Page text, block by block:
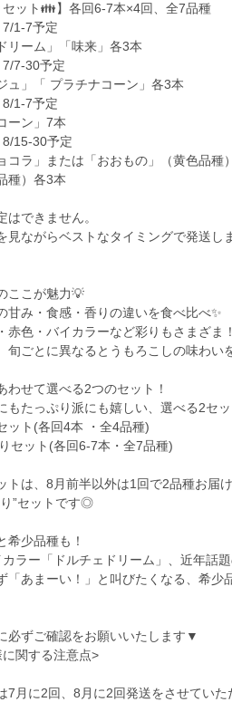
ット👪】各回6-7本×4回、全7品種
7/1-7予定
リーム」「味来」各3本
7/7-30予定
ュ」「 プラチナコーン」各3本
8/1-7予定
ーン」7本
8/15-30予定
コラ」または「おおもの」（黄色品
種）各3本
できません。
見ながらベストなタイミングで発送し
ここが魅力💡
甘み・食感・香りの違いを食べ比べ✨
赤色・バイカラーなど彩りもさまざま
旬ごとに異なるとうもろこしの味わい
せて選べる2つのセット！
もたっぷり派にも嬉しい、選べる2セ
ット(各回4本 ・全4品種)
セット(各回6-7本・全7品種)
トは、8月前半以外は1回で2品種お届
”セットです◎
少品種も！
ラー「ドルチェドリーム」、近年話
「あまーい！」と叫びたくなる、希
必ずご確認をお願いいたします▼
関する注意点>
7月に2回、8月に2回発送をさせてい